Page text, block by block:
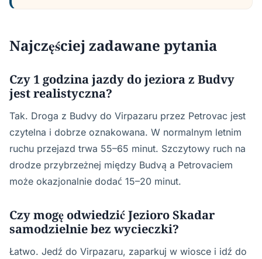
Najczęściej zadawane pytania
Czy 1 godzina jazdy do jeziora z Budvy
jest realistyczna?
Tak. Droga z Budvy do Virpazaru przez Petrovac jest
czytelna i dobrze oznakowana. W normalnym letnim
ruchu przejazd trwa 55–65 minut. Szczytowy ruch na
drodze przybrzeżnej między Budvą a Petrovaciem
może okazjonalnie dodać 15–20 minut.
Czy mogę odwiedzić Jezioro Skadar
samodzielnie bez wycieczki?
Łatwo. Jedź do Virpazaru, zaparkuj w wiosce i idź do